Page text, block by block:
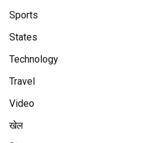
Sports
States
Technology
Travel
Video
खेल